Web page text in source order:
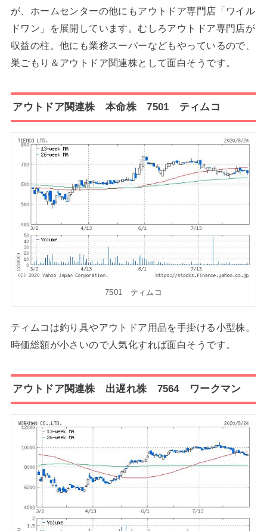
が、ホームセンターの他にもアウトドア専門店「ワイル
ドワン」を展開しています。むしろアウトドア専門店が
収益の柱。他にも業務スーパーなどもやっているので、
巣ごもり＆アウトドア関連株として面白そうです。
アウトドア関連株 本命株 7501 ティムコ
7501 ティムコ
ティムコは釣り具やアウトドア用品を手掛ける小型株。
時価総額が小さいので人気化すれば面白そうです。
アウトドア関連株 出遅れ株 7564 ワークマン